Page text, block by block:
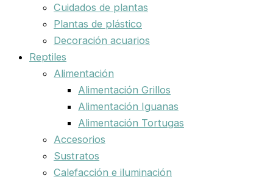
Cuidados de plantas
Plantas de plástico
Decoración acuarios
Reptiles
Alimentación
Alimentación Grillos
Alimentación Iguanas
Alimentación Tortugas
Accesorios
Sustratos
Calefacción e iluminación